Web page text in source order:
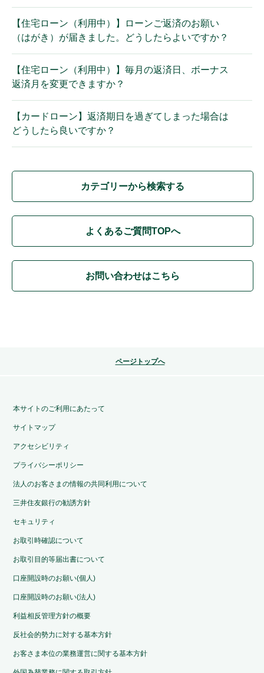
【住宅ローン（利用中）】ローンご返済のお願い
（はがき）が届きました。どうしたらよいですか？
【住宅ローン（利用中）】毎月の返済日、ボーナス
返済月を変更できますか？
【カードローン】返済期日を過ぎてしまった場合は
どうしたら良いですか？
カテゴリーから検索する
よくあるご質問TOPへ
お問い合わせはこちら
ページトップへ
本サイトのご利用にあたって
サイトマップ
アクセシビリティ
プライバシーポリシー
法人のお客さまの情報の共同利用について
三井住友銀行の勧誘方針
セキュリティ
お取引時確認について
お取引目的等届出書について
口座開設時のお願い(個人)
口座開設時のお願い(法人)
利益相反管理方針の概要
反社会的勢力に対する基本方針
お客さま本位の業務運営に関する基本方針